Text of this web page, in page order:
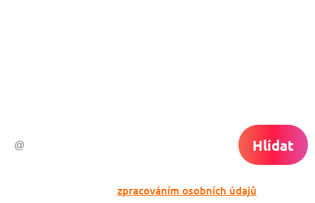
Hlídat
zpracováním osobních údajů